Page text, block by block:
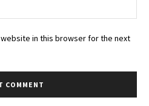
website in this browser for the next